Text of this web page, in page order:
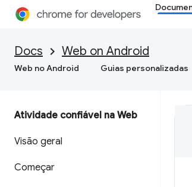
Docs Web on Android
Web no Android Guias personalizadas
Atividade confiável na Web
Visão geral
Começar